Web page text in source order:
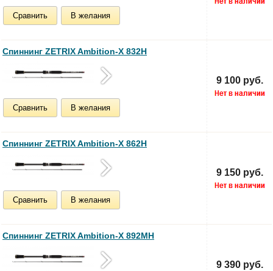
Сравнить В желания
Спиннинг ZETRIX Ambition-X 832H
Сравнить В желания
9 100 руб.
Спиннинг ZETRIX Ambition-X 862H
Сравнить В желания
9 150 руб.
Спиннинг ZETRIX Ambition-X 892MH
9 390 руб.